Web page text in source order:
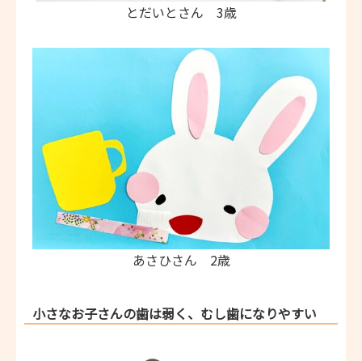
とだいとさん 3歳
あさひさん 2歳
小さなお子さんの歯は弱く、むし歯になりやすい